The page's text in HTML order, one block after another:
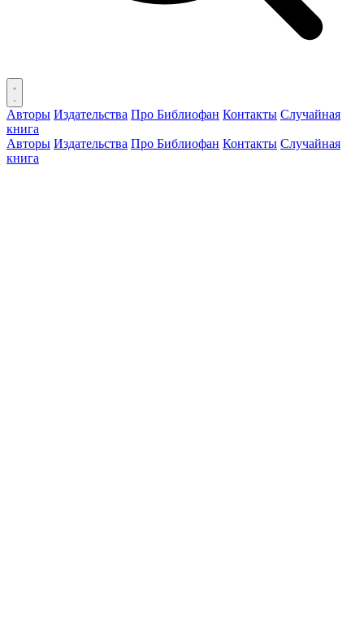
Авторы Издательства Про Библиофан Контакты Случайная
книга
Авторы Издательства Про Библиофан Контакты Случайная
книга